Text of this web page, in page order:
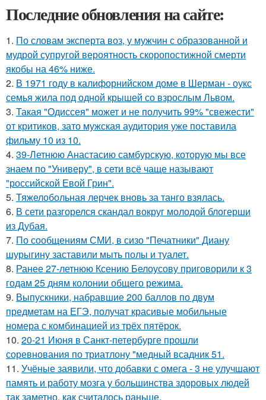
Последние обновления на сайте:
1. По словам эксперта воз, у мужчин с образованной и
мудрой супругой вероятность скоропостижной смерти
якобы на 46% ниже.
2. В 1971 году в калифорнийском доме в Шерман - оукс
семья жила под одной крышей со взрослым Львом.
3. Такая "Одиссея" может и не получить 99% "свежести"
от критиков, зато мужская аудитория уже поставила
фильму 10 из 10.
4. 39-Летнюю Анастасию самбурскую, которую мы все
знаем по "Универу", в сети всё чаще называют
"российской Евой Грин".
5. Тяжелобольная лерчек вновь за танго взялась.
6. В сети разгорелся скандал вокруг молодой блогерши
из Дубая.
7. По сообщениям СМИ, в сизо "Печатники" Диану
шурыгину заставили мыть полы и туалет.
8. Ранее 27-летнюю Ксению Белоусову приговорили к 3
годам 25 дням колонии общего режима.
9. Выпускники, набравшие 200 баллов по двум
предметам на ЕГЭ, получат красивые мобильные
номера с комбинацией из трёх пятёрок.
10. 20-21 Июня в Санкт-петербурге прошли
соревнования по триатлону "медный всадник 51.
11. Учёные заявили, что добавки с омега - 3 не улучшают
память и работу мозга у большинства здоровых людей
так заметно, как считалось раньше.